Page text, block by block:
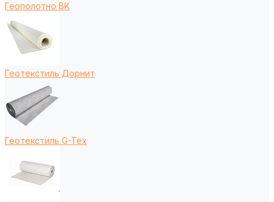
Геополотно ВК
Геотекстиль Дорнит
Геотекстиль G-Tex